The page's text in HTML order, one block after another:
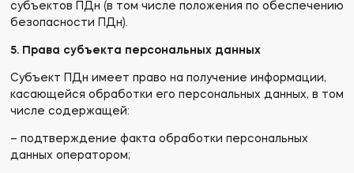
субъектов ПДн (в том числе положения по обеспечению
безопасности ПДн).
5. Права субъекта персональных данных
Субъект ПДн имеет право на получение информации,
касающейся обработки его персональных данных, в том
числе содержащей:
– подтверждение факта обработки персональных
данных оператором;